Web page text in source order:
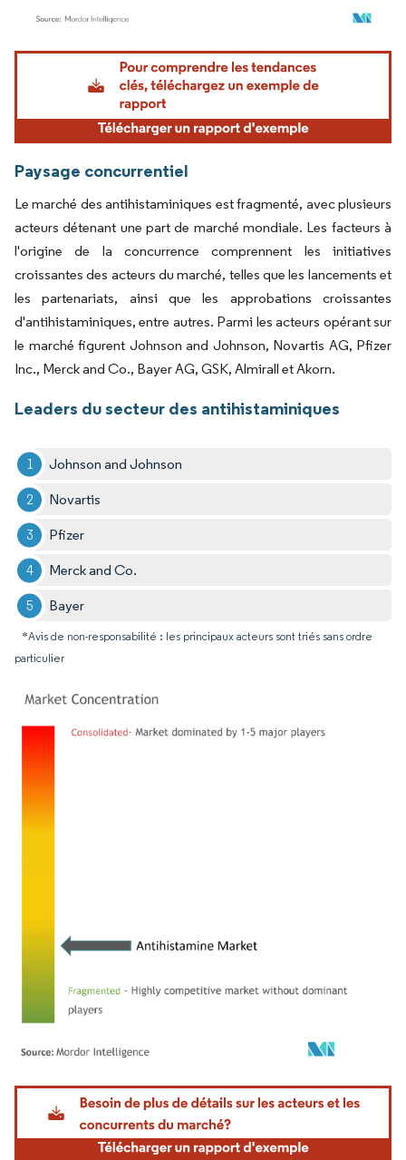
Image © Mordor Intelligence. La réutilisation nécessite une attribution sous CC BY
Paysage concurrentiel
Le marché des antihistaminiques est fragmenté, avec plusieurs
acteurs détenant une part de marché mondiale. Les facteurs à
l'origine de la concurrence comprennent les initiatives
croissantes des acteurs du marché, telles que les lancements et
les partenariats, ainsi que les approbations croissantes
d'antihistaminiques, entre autres. Parmi les acteurs opérant sur
le marché figurent Johnson and Johnson, Novartis AG, Pfizer
Inc., Merck and Co., Bayer AG, GSK, Almirall et Akorn.
Leaders du secteur des antihistaminiques
Johnson and Johnson
Novartis
Pfizer
Merck and Co.
Bayer
*Avis de non-responsabilité : les principaux acteurs sont triés sans ordre
particulier
Image © Mordor Intelligence. La réutilisation nécessite une attribution sous CC BY